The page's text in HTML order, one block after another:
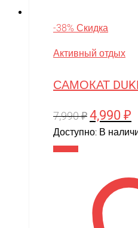
-38% Скидка
Активный отдых
САМОКАТ
7,990₽
цена
4,990 ₽
Доступно: В